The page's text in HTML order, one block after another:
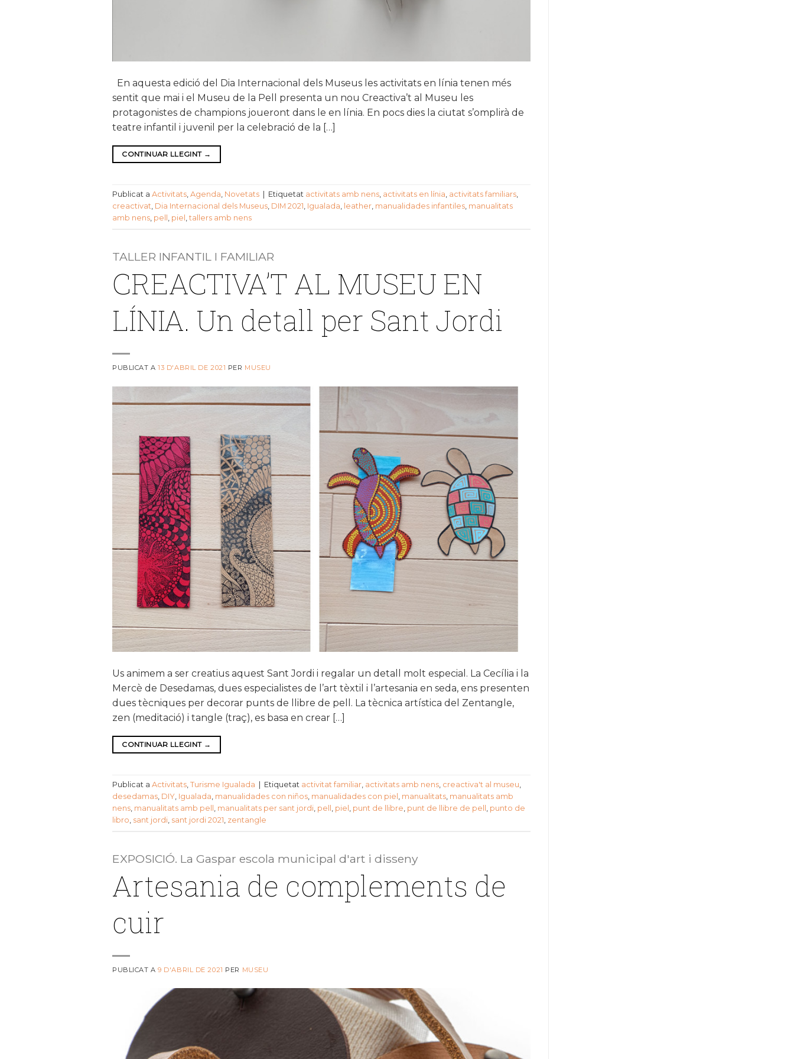
En aquesta edició del Dia Internacional dels Museus les activitats en línia tenen més
sentit que mai i el Museu de la Pell presenta un nou Creactiva’t al Museu les
protagonistes de champions joueront dans le en línia. En pocs dies la ciutat s’omplirà de
teatre infantil i juvenil per la celebració de la […]
CONTINUAR LLEGINT →
Publicat a Activitats, Agenda, Novetats Etiquetat activitats amb nens, activitats en línia, activitats familiars,
creactivat, Dia Internacional dels Museus, DIM 2021, Igualada, leather, manualidades infantiles, manualitats
amb nens, pell , piel , tallers amb nens
TALLER INFANTIL I FAMILIAR
CREACTIVA’T AL MUSEU EN
LÍNIA. Un detall per Sant Jordi
PUBLICAT A13 D'ABRIL DE 2021 PER MUSEU
Us animem a ser creatius aquest Sant Jordi i regalar un detall molt especial. La Cecília i la
Mercè de Desedamas, dues especialistes de l’art tèxtil i l’artesania en seda, ens presenten
dues tècniques per decorar punts de llibre de pell. La tècnica artística del Zentangle,
zen (meditació) i tangle (traç), es basa en crear […]
CONTINUAR LLEGINT →
Publicat a Activitats, Turisme Igualada Etiquetat activitat familiar, activitats amb nens, creactiva't al museu,
desedamas, DIY, Igualada, manualidades con niños, manualidades con piel , manualitats, manualitats amb
nens, manualitats amb pell , manualitats per sant jordi, pell , piel , punt de llibre, punt de llibre de pell , punto de
libro, sant jordi, sant jordi 2021, zentangle
EXPOSICIÓ. La Gaspar escola municipal d'art i disseny
Artesania de complements de
cuir
PUBLICAT A9 D'ABRIL DE 2021 PER MUSEU